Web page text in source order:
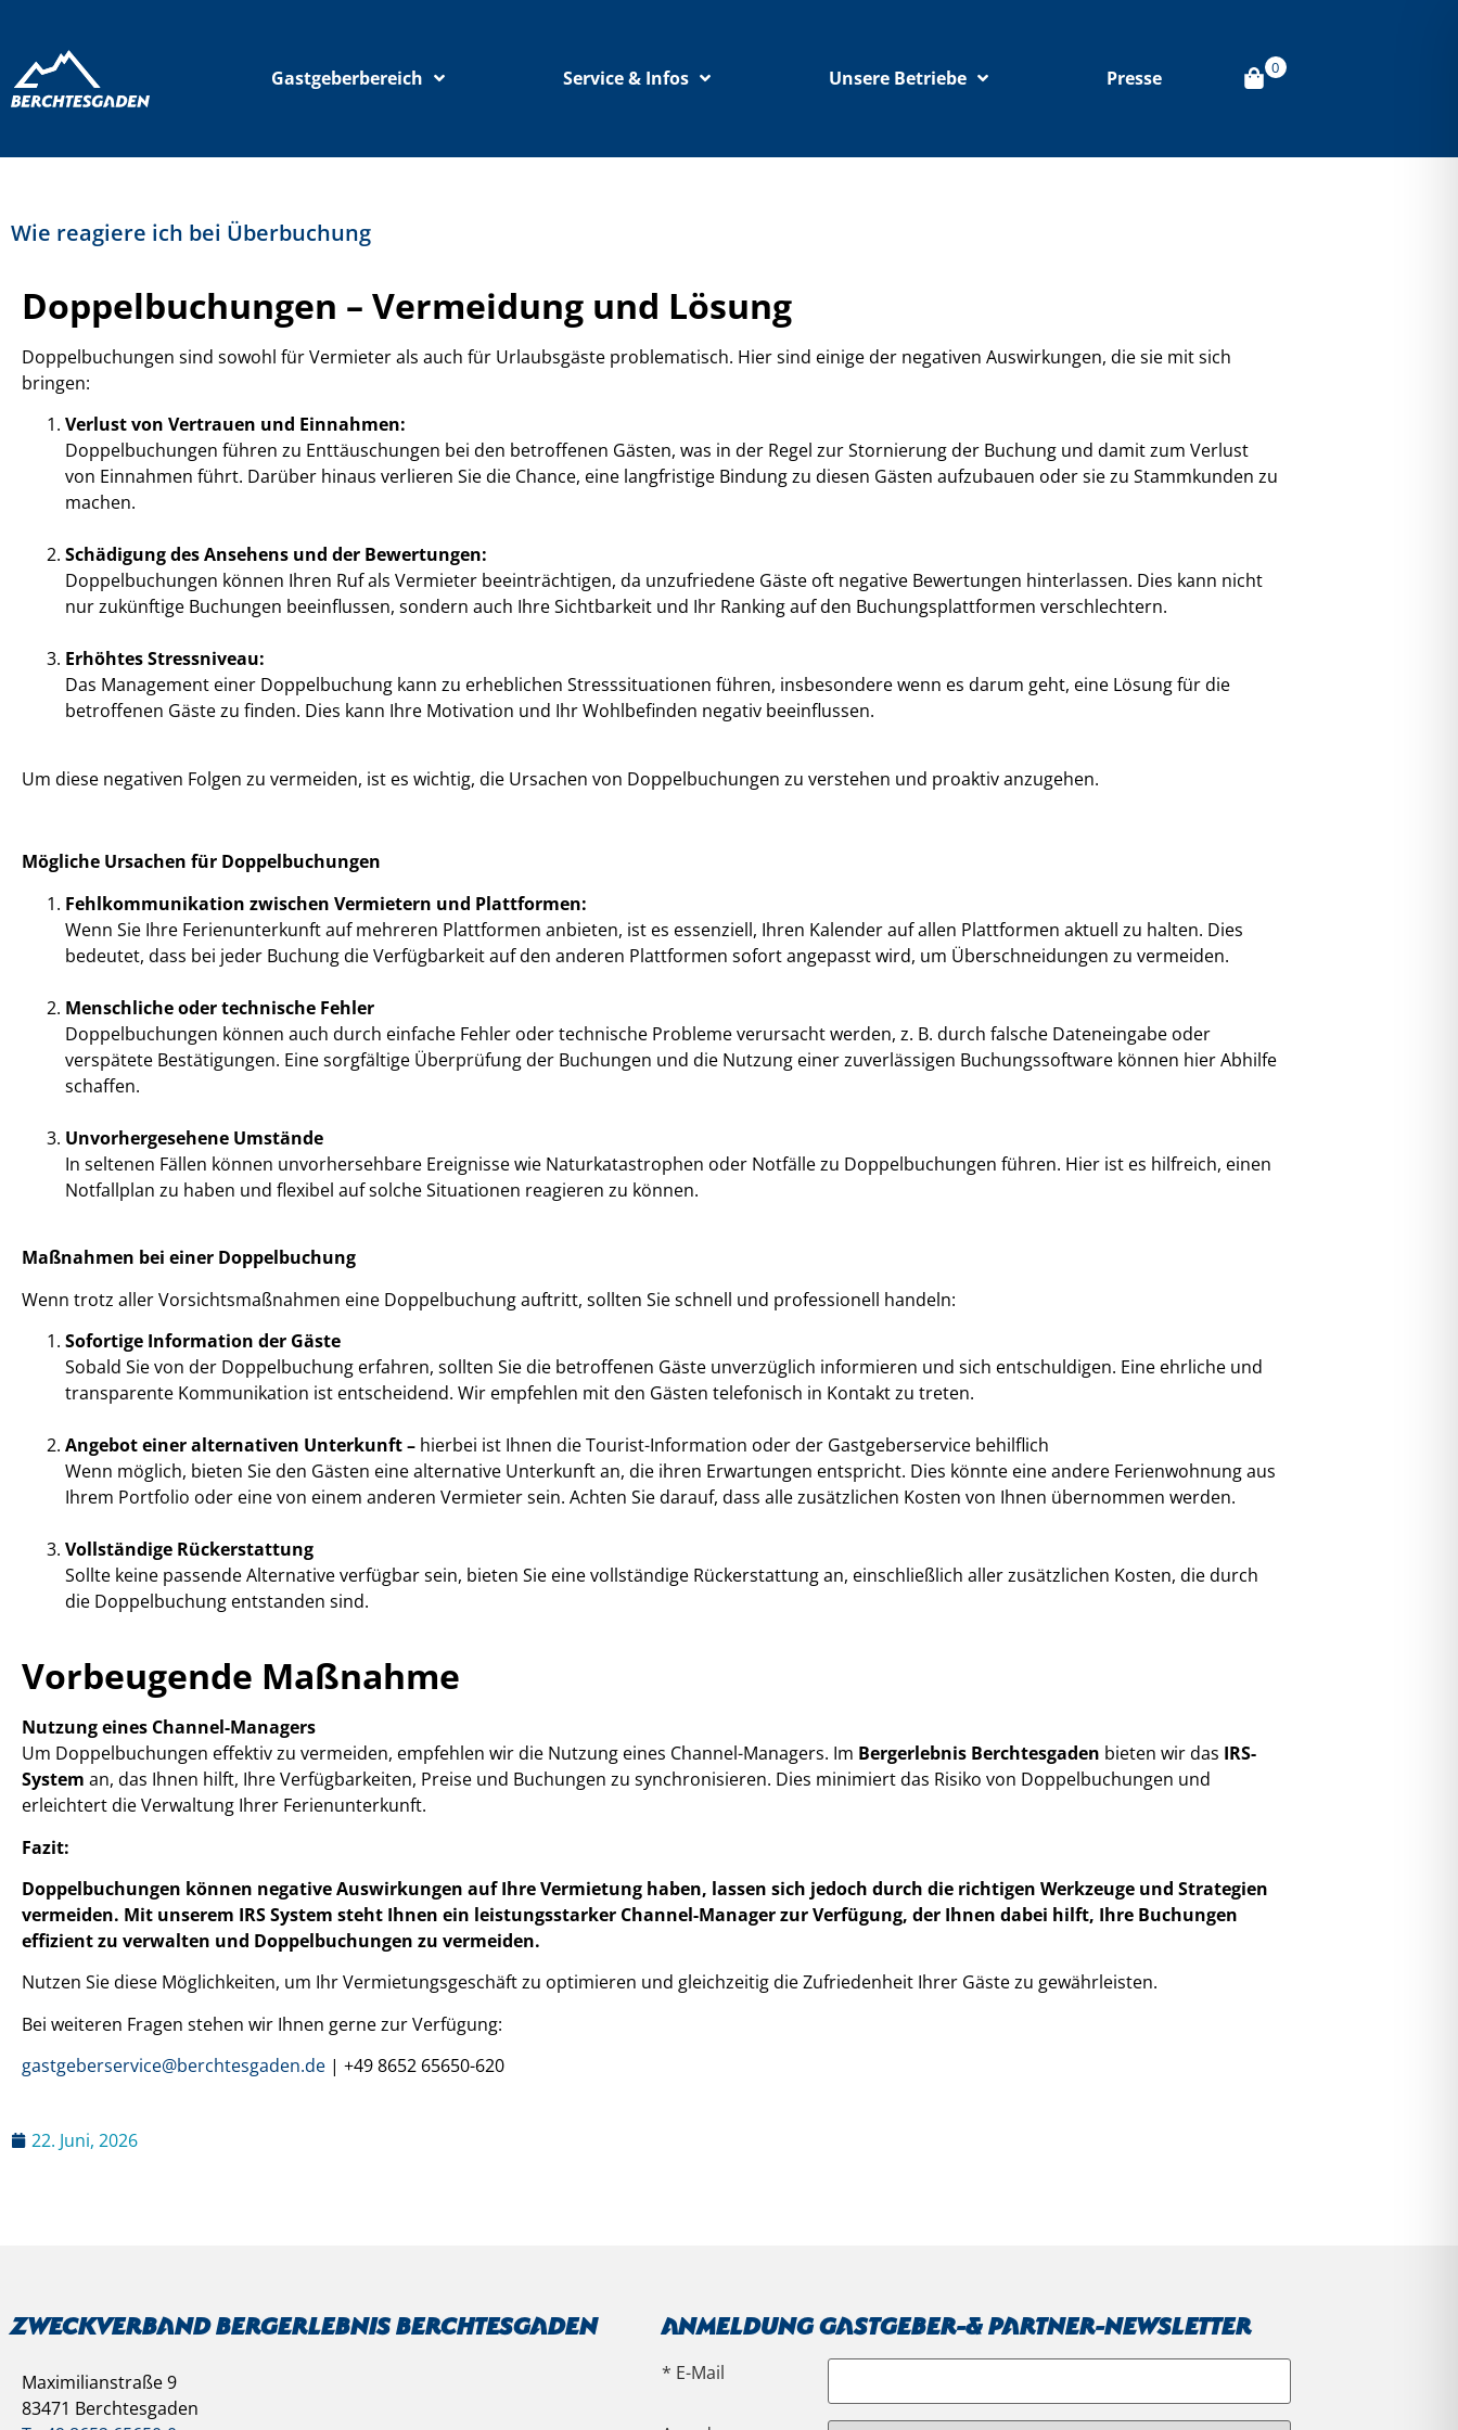
Gastgeberbereich Service & Infos Unsere Betriebe Presse 0
Wie reagiere ich bei Überbuchung
Doppelbuchungen – Vermeidung und Lösung
Doppelbuchungen sind sowohl für Vermieter als auch für Urlaubsgäste problematisch. Hier sind einige der negativen Auswirkungen, die sie mit sich
bringen:
Verlust von Vertrauen und Einnahmen:
Doppelbuchungen führen zu Enttäuschungen bei den betroffenen Gästen, was in der Regel zur Stornierung der Buchung und damit zum Verlust
von Einnahmen führt. Darüber hinaus verlieren Sie die Chance, eine langfristige Bindung zu diesen Gästen aufzubauen oder sie zu Stammkunden zu
machen.
Schädigung des Ansehens und der Bewertungen:
Doppelbuchungen können Ihren Ruf als Vermieter beeinträchtigen, da unzufriedene Gäste oft negative Bewertungen hinterlassen. Dies kann nicht
nur zukünftige Buchungen beeinflussen, sondern auch Ihre Sichtbarkeit und Ihr Ranking auf den Buchungsplattformen verschlechtern.
Erhöhtes Stressniveau:
Das Management einer Doppelbuchung kann zu erheblichen Stresssituationen führen, insbesondere wenn es darum geht, eine Lösung für die
betroffenen Gäste zu finden. Dies kann Ihre Motivation und Ihr Wohlbefinden negativ beeinflussen.
Um diese negativen Folgen zu vermeiden, ist es wichtig, die Ursachen von Doppelbuchungen zu verstehen und proaktiv anzugehen.
Mögliche Ursachen für Doppelbuchungen
Fehlkommunikation zwischen Vermietern und Plattformen:
Wenn Sie Ihre Ferienunterkunft auf mehreren Plattformen anbieten, ist es essenziell, Ihren Kalender auf allen Plattformen aktuell zu halten. Dies
bedeutet, dass bei jeder Buchung die Verfügbarkeit auf den anderen Plattformen sofort angepasst wird, um Überschneidungen zu vermeiden.
Menschliche oder technische Fehler
Doppelbuchungen können auch durch einfache Fehler oder technische Probleme verursacht werden, z. B. durch falsche Dateneingabe oder
verspätete Bestätigungen. Eine sorgfältige Überprüfung der Buchungen und die Nutzung einer zuverlässigen Buchungssoftware können hier Abhilfe
schaffen.
Unvorhergesehene Umstände
In seltenen Fällen können unvorhersehbare Ereignisse wie Naturkatastrophen oder Notfälle zu Doppelbuchungen führen. Hier ist es hilfreich, einen
Notfallplan zu haben und flexibel auf solche Situationen reagieren zu können.
Maßnahmen bei einer Doppelbuchung
Wenn trotz aller Vorsichtsmaßnahmen eine Doppelbuchung auftritt, sollten Sie schnell und professionell handeln:
Sofortige Information der Gäste
Sobald Sie von der Doppelbuchung erfahren, sollten Sie die betroffenen Gäste unverzüglich informieren und sich entschuldigen. Eine ehrliche und
transparente Kommunikation ist entscheidend. Wir empfehlen mit den Gästen telefonisch in Kontakt zu treten.
Angebot einer alternativen Unterkunft – hierbei ist Ihnen die Tourist-Information oder der Gastgeberservice behilflich
Wenn möglich, bieten Sie den Gästen eine alternative Unterkunft an, die ihren Erwartungen entspricht. Dies könnte eine andere Ferienwohnung aus
Ihrem Portfolio oder eine von einem anderen Vermieter sein. Achten Sie darauf, dass alle zusätzlichen Kosten von Ihnen übernommen werden.
Vollständige Rückerstattung
Sollte keine passende Alternative verfügbar sein, bieten Sie eine vollständige Rückerstattung an, einschließlich aller zusätzlichen Kosten, die durch
die Doppelbuchung entstanden sind.
Vorbeugende Maßnahme
Nutzung eines Channel-Managers
Um Doppelbuchungen effektiv zu vermeiden, empfehlen wir die Nutzung eines Channel-Managers. Im Bergerlebnis Berchtesgaden bieten wir das IRS-
System an, das Ihnen hilft, Ihre Verfügbarkeiten, Preise und Buchungen zu synchronisieren. Dies minimiert das Risiko von Doppelbuchungen und
erleichtert die Verwaltung Ihrer Ferienunterkunft.
Fazit:
Doppelbuchungen können negative Auswirkungen auf Ihre Vermietung haben, lassen sich jedoch durch die richtigen Werkzeuge und Strategien
vermeiden. Mit unserem IRS System steht Ihnen ein leistungsstarker Channel-Manager zur Verfügung, der Ihnen dabei hilft, Ihre Buchungen
effizient zu verwalten und Doppelbuchungen zu vermeiden.
Nutzen Sie diese Möglichkeiten, um Ihr Vermietungsgeschäft zu optimieren und gleichzeitig die Zufriedenheit Ihrer Gäste zu gewährleisten.
Bei weiteren Fragen stehen wir Ihnen gerne zur Verfügung:
gastgeberservice@berchtesgaden.de | +49 8652 65650-620
22. Juni, 2026
Zweckverband Bergerlebnis Berchtesgaden
Maximilianstraße 9
83471 Berchtesgaden
Anmeldung Gastgeber-& Partner-Newsletter
* E-Mail